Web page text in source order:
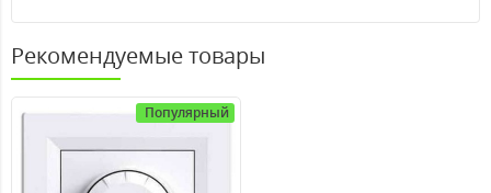
Рекомендуемые товары
Популярный